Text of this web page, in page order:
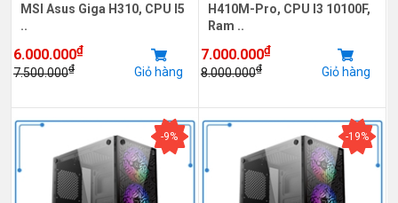
MSI Asus Giga H310, CPU I5
..
6.000.000₫
7.500.000₫ Giỏ hàng
H410M-Pro, CPU I3 10100F,
Ram ..
7.000.000₫
8.000.000₫ Giỏ hàng
-9% -19%